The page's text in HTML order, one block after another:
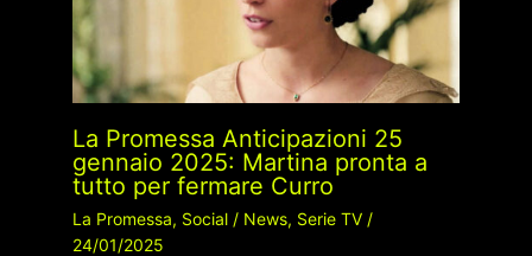
La Promessa Anticipazioni 25
gennaio 2025: Martina pronta a
tutto per fermare Curro
La Promessa, Social/ News, Serie TV/
24/01/2025